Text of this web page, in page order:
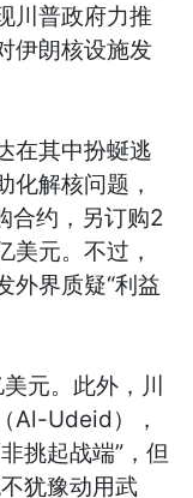
川普政府力推
伊朗核设施发
在其中扮蜒逃
化解核问题，
合约，另订购2
元。不过，
外界质疑“利益
元。此外，川
Al-Udeid），
挑起战端”，但
犹豫动用武